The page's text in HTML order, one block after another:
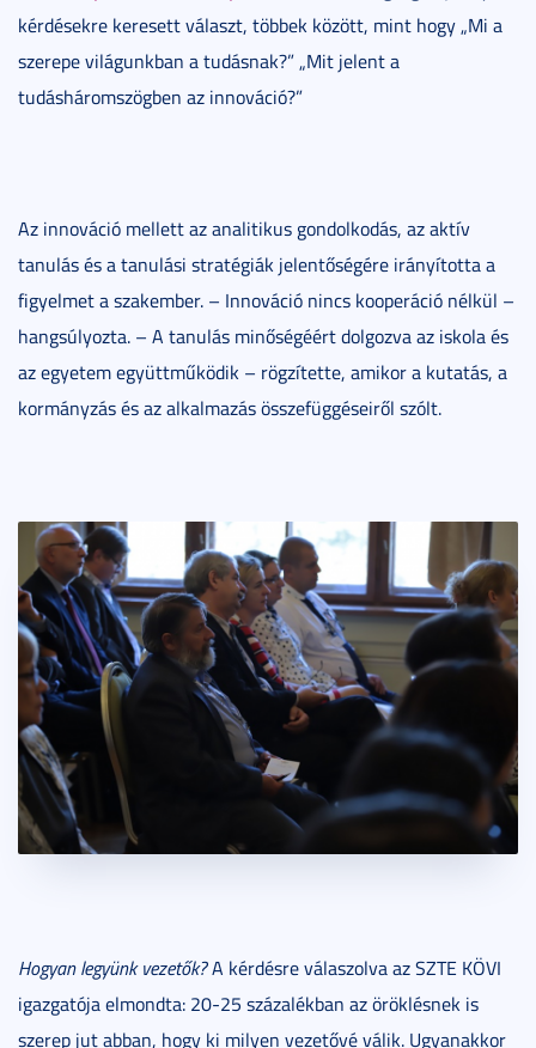
kérdésekre keresett választ, többek között, mint hogy „Mi a
szerepe világunkban a tudásnak?” „Mit jelent a
tudásháromszögben az innováció?”
Az innováció mellett az analitikus gondolkodás, az aktív
tanulás és a tanulási stratégiák jelentőségére irányította a
figyelmet a szakember. – Innováció nincs kooperáció nélkül –
hangsúlyozta. – A tanulás minőségéért dolgozva az iskola és
az egyetem együttműködik – rögzítette, amikor a kutatás, a
kormányzás és az alkalmazás összefüggéseiről szólt.
Hogyan legyünk vezetők?A kérdésre válaszolva az SZTE KÖVI
igazgatója elmondta: 20-25 százalékban az öröklésnek is
szerep jut abban, hogy ki milyen vezetővé válik. Ugyanakkor